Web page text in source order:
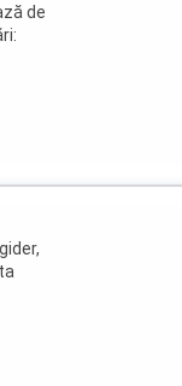
de